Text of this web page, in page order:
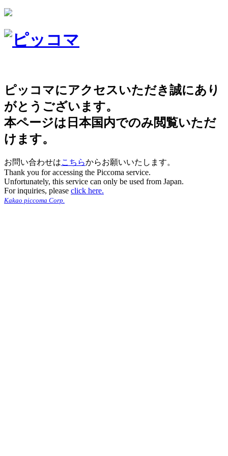
ピッコマにアクセスいただき誠にあり
がとうございます。
本ページは日本国内でのみ閲覧いただ
けます。
お問い合わせはこちらからお願いいたします。
Thank you for accessing the Piccoma service.
Unfortunately, this service can only be used from Japan.
For inquiries, please click here.
Kakao piccoma Corp.